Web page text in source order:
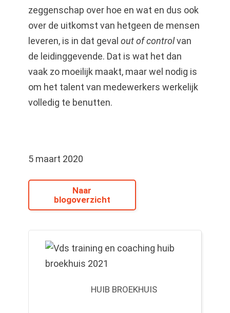
zeggenschap over hoe en wat en dus ook
over de uitkomst van hetgeen de mensen
leveren, is in dat geval out of controlvan
de leidinggevende. Dat is wat het dan
vaak zo moeilijk maakt, maar wel nodig is
om het talent van medewerkers werkelijk
volledig te benutten.
5 maart 2020
Naar
blogoverzicht
HUIB BROEKHUIS